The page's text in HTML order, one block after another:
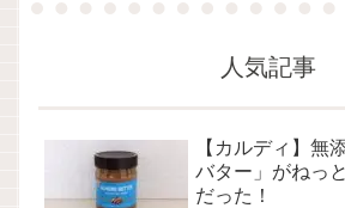
人気記事
【カルディ】無
バター」がねっ
だった！